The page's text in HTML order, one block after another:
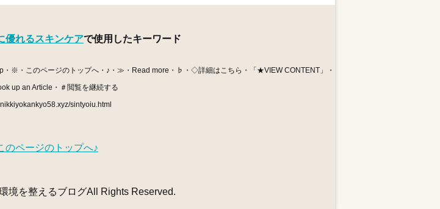
優れるスキンケアで使用したキーワード
・※・このページのトップへ・♪・≫・Read more・♭・◇詳細はこちら・「★VIEW CONTENT」・
up an Article・＃閲覧を継続する
sintyoiu.html
のページのトップへ♪
境を整えるブログAll Rights Reserved.